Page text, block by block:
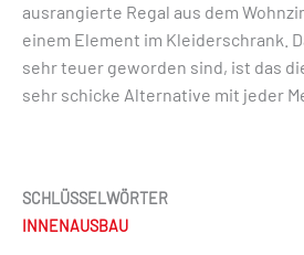
ausrangierte Regal aus dem
einem Element im Kleiderschrank.
sehr teuer geworden sind, ist das
sehr schicke Alternative mit jeder
SCHLÜSSELWÖRTER
INNENAUSBAU